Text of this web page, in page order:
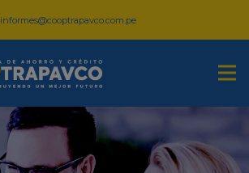
informes@cooptrapavco.com.pe